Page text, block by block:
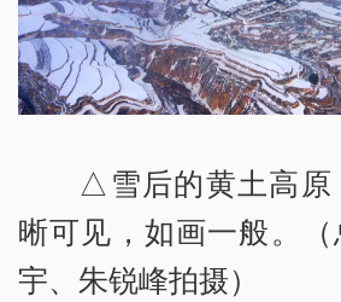
△雪后的黄土高原
晰可见，如画一般。
宇、朱锐峰拍摄）